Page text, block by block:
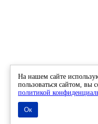
На нашем сайте
пользоваться сайтом, вы
политикой
Ок